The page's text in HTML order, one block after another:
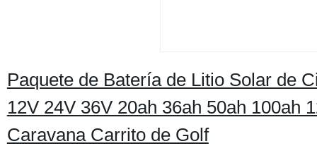
Paquete de Batería de Litio Solar de
12V 24V 36V 20ah 36ah 50ah 100ah
Caravana Carrito de Golf